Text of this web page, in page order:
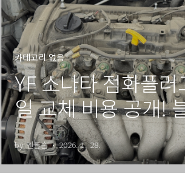
카테고리 없음
YF 소나타 점화플
일 교체 비용 공개!
내돈내산 후기 vs
(DIY) 방법 완벽 정
by 엔돌슨 2026. 1. 28.